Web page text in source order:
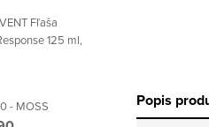
Fľaša
125 ml,
- MOSS Popis